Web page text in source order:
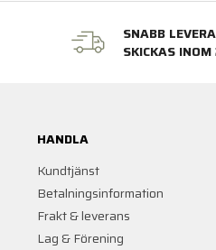
SNABB
SKICKAS
HANDLA
Kundtjänst
Betalningsinformation
Frakt & leverans
Lag & Förening